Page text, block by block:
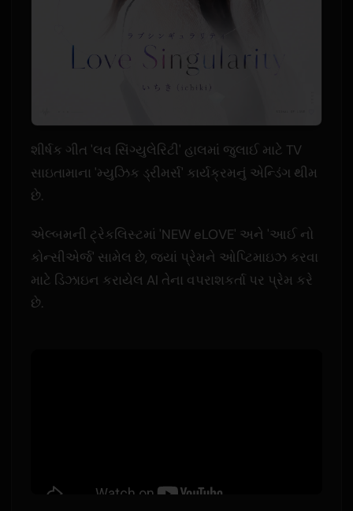
શીર્ષક ગીત 'લવ સિંગ્યુલેરિટી' હાલમાં જુલાઈ માટે TV
સાઇતામાના 'મ્યુઝિક ડ્રીમર્સ' કાર્યક્રમનું એન્ડિંગ થીમ
છે.
એલ્બમની ટ્રેકલિસ્ટમાં 'NEW eLOVE' અને 'આઈ નો
કોન્સીએર્જ' સામેલ છે, જ્યાં પ્રેમને ઓપ્ટિમાઇઝ કરવા
માટે ડિઝાઇન કરાયેલ AI તેના વપરાશકર્તા પર પ્રેમ કરે
છે.